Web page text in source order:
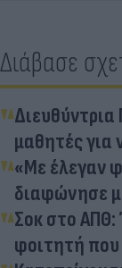
Διάβασε
μαθητές
«Με έλεγαν
διαφώνησε
Σοκ στο
φοιτητή